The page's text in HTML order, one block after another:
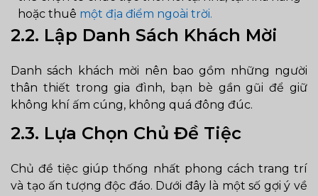
hoặc thuê một địa điểm ngoài trời.
2.2. Lập Danh Sách Khách Mời
Danh sách khách mời nên bao gồm những người
thân thiết trong gia đình, bạn bè gần gũi để giữ
không khí ấm cúng, không quá đông đúc.
2.3. Lựa Chọn Chủ Đề Tiệc
Chủ đề tiệc giúp thống nhất phong cách trang trí
và tạo ấn tượng độc đáo. Dưới đây là một số gợi ý về